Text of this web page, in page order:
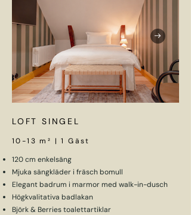
LOFT SINGEL
10-13 m² | 1 Gäst
120 cm enkelsäng
Mjuka sängkläder i fräsch bomull
Elegant badrum i marmor med walk-in-dusch
Högkvalitativa badlakan
Björk & Berries toalettartiklar